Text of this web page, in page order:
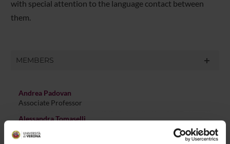
with special attention to the language contact between
them.
MEMBERS
Andrea Padovan
Associate Professor
Alessandra Tomaselli